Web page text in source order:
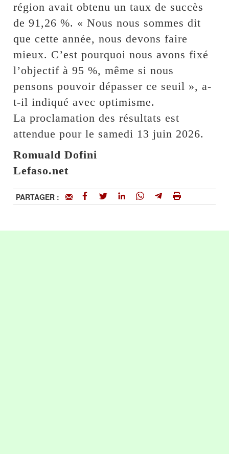
région avait obtenu un taux de succès
de 91,26 %. « Nous nous sommes dit
que cette année, nous devons faire
mieux. C’est pourquoi nous avons fixé
l’objectif à 95 %, même si nous
pensons pouvoir dépasser ce seuil », a-
t-il indiqué avec optimisme.
La proclamation des résultats est
attendue pour le samedi 13 juin 2026.
Romuald Dofini
Lefaso.net
PARTAGER :